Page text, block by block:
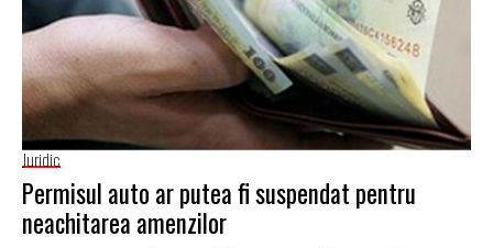
Juridic
Permisul auto ar putea fi suspendat pentru
neachitarea amenzilor